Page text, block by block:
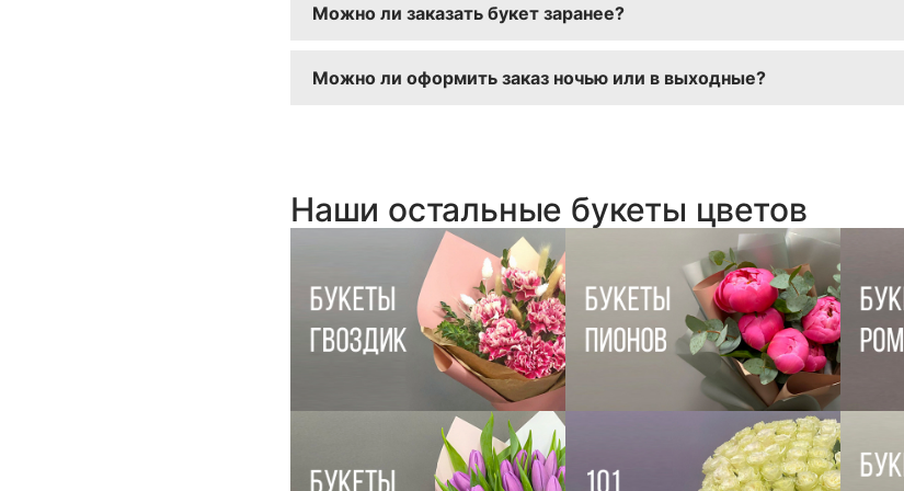
предпочтения — остальное сделают флористы.
Можно ли заказать букет заранее?
Можно ли оформить заказ ночью или в выходные?
Наши остальные букеты цветов